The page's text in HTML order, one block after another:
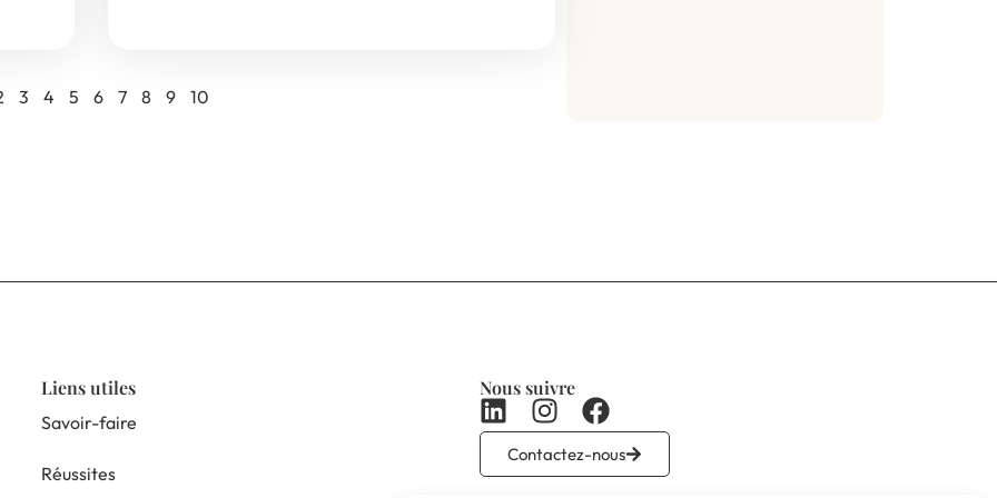
3 4 5 6 7 8 9 10
Liens utiles
Savoir-faire
Réussites
Nous suivre
Contactez-nous